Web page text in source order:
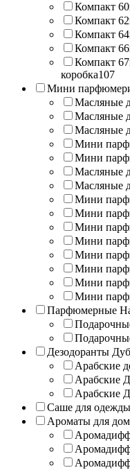
Компакт
Компакт
Компакт
Компакт
Компакт
коробка107
Мини
Масляные
Масляные
Масляные
Мини
Мини
Масляные
Масляные
Мини
Мини
Мини
Мини
Мини
Мини
Мини
Мини
Парфюмерные
Дезодоранты
Арабские
Арабские
Арабские
Саше для одежды
Ароматы для